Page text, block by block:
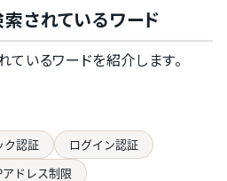
されているワード
いるワードを紹介します。
ク認証
ログイン認証
アドレス制限